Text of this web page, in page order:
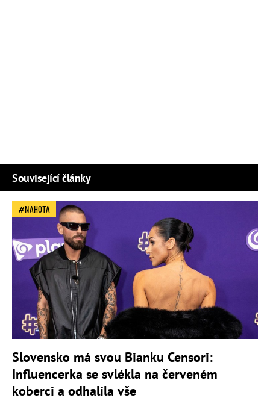
Související články
NAHOTA
Slovensko má svou Bianku Censori:
Influencerka se svlékla na červeném
koberci a odhalila vše